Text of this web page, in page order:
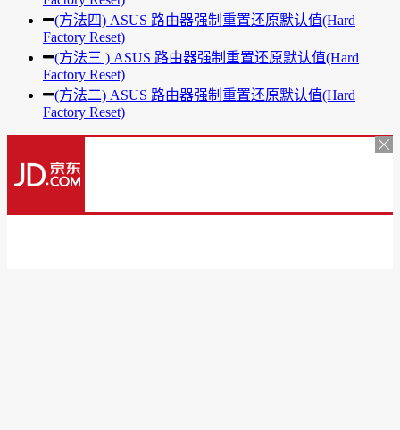
(方法四) ASUS 路由器强制重置还原默认值(Hard
Factory Reset)
(方法三 ) ASUS 路由器强制重置还原默认值(Hard
Factory Reset)
(方法二) ASUS 路由器强制重置还原默认值(Hard
Factory Reset)